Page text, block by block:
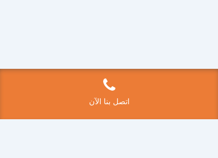
قالب Astra للووردبريساتصل بنا الآن